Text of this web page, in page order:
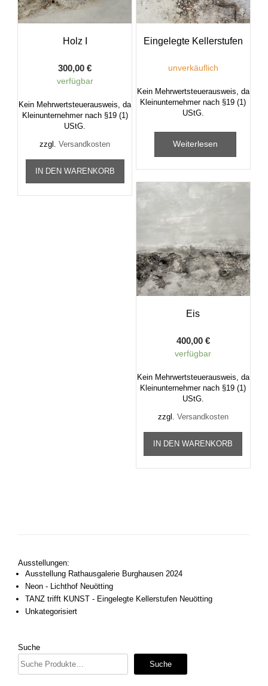
Holz I
300,00€
verfügbar
Kein Mehrwertsteuerausweis, da
Kleinunternehmer nach §19 (1)
UStG.
zzgl.Versandkosten
IN DEN WARENKORB
Eingelegte Kellerstufen
unverkäuflich
Kein Mehrwertsteuerausweis, da
Kleinunternehmer nach §19 (1)
UStG.
Weiterlesen
Eis
400,00 €
verfügbar
Kein Mehrwertsteuerausweis, da
Kleinunternehmer nach §19 (1)
UStG.
zzgl. Versandkosten
IN DEN WARENKORB
Ausstellungen:
Ausstellung Rathausgalerie Burghausen 2024
Neon - Lichthof Neuötting
TANZ trifft KUNST - Eingelegte Kellerstufen Neuötting
Unkategorisiert
Suche
Suche